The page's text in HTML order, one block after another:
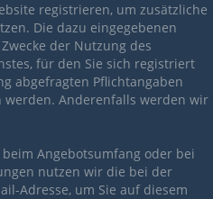
registrieren, um zusätzliche
Die dazu eingegebenen
der Nutzung des
für den Sie sich registriert
abgefragten Pflichtangaben
werden. Anderenfalls werden wir
Angebotsumfang oder bei
nutzen wir die bei der
Adresse, um Sie auf diesem